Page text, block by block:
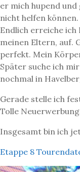
er mich hupend
nicht helfen können.
Endlich erreiche ich
meinen Eltern, auf.
perfekt. Mein
Später suche ich
nochmal in
Gerade stelle ich
Tolle
Insgesamt bin ich
Etappe 8